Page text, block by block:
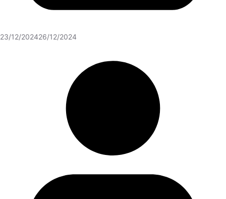
23/12/202426/12/2024